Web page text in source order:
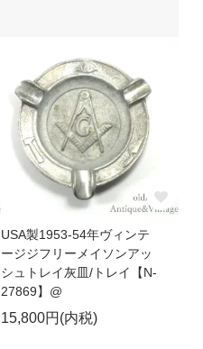
USA製1953-54年ヴィンテ
ージジフリーメイソンアッ
シュトレイ灰皿/トレイ【N-
27869】@
15,800円(内税)